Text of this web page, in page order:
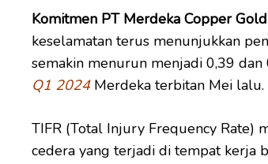
Komitmen PT Merdeka Copper
keselamatan terus menunjukkan
semakin menurun menjadi 0,39
Q1 2024Merdeka terbitan Mei lalu.
TIFR (Total Injury Frequency Rate)
cedera yang terjadi di tempat kerja